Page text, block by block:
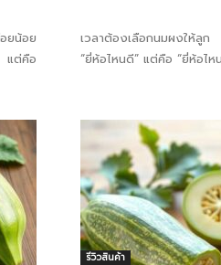
ยน้อย
แต่คือ
เวลาต้องเลือกนมผงให้
“ยี่ห้อไหนดี” แต่คือ “ยี่ห้อไหน
รีวิวสินค้า